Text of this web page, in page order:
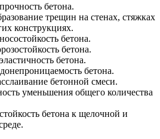
бетона.
трещин на стенах, стяжках
конструкциях.
бетона.
бетона.
бетона.
бетона.
бетонной смеси.
уменьшения общего количества
бетона к щелочной и